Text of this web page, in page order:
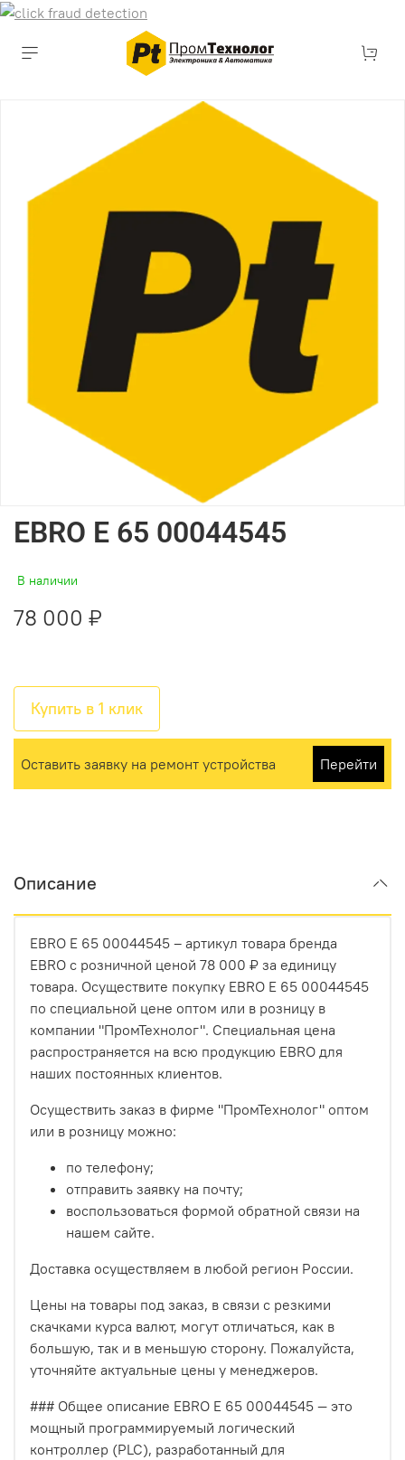
EBRO E 65 00044545
В наличии
78 000 ₽
Купить в 1 клик
Оставить заявку на ремонт устройства Перейти
Описание
EBRO E 65 00044545 – артикул товара бренда
EBRO с розничной ценой 78 000 ₽ за единицу
товара. Осуществите покупку EBRO E 65 00044545
по специальной цене оптом или в розницу в
компании "ПромТехнолог". Специальная цена
распространяется на всю продукцию EBRO для
наших постоянных клиентов.
Осуществить заказ в фирме "ПромТехнолог" оптом
или в розницу можно:
по телефону;
отправить заявку на почту;
воспользоваться формой обратной связи на
нашем сайте.
Доставка осуществляем в любой регион России.
Цены на товары под заказ, в связи с резкими
скачками курса валют, могут отличаться, как в
большую, так и в меньшую сторону. Пожалуйста,
уточняйте актуальные цены у менеджеров.
### Общее описание EBRO E 65 00044545 — это
мощный программируемый логический
контроллер (PLC), разработанный для